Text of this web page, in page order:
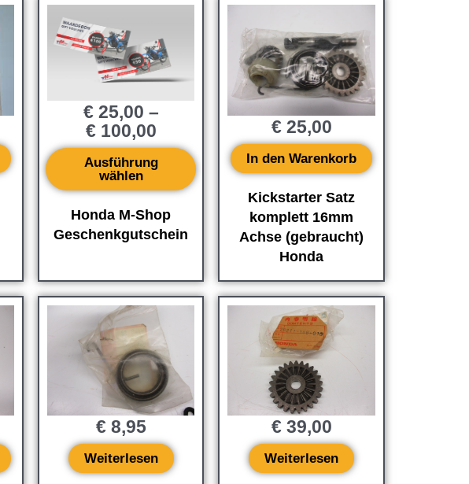
Honda M-Shop
Geschenkgutschein
€25,00 –
€100,00
Ausführung
wählen
Kickstarter Satz
komplett 16mm
Achse (gebraucht)
Honda
€25,00
In den Warenkorb
€8,95
Weiterlesen
€39,00
Weiterlesen